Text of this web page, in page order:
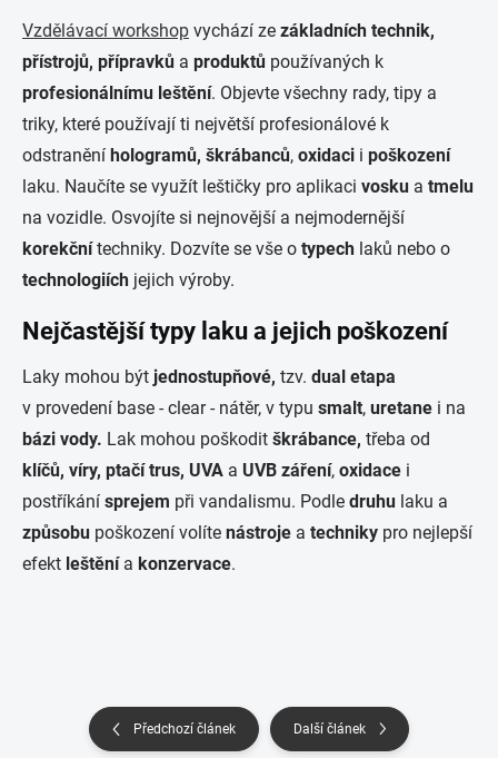
Vzdělávací workshop vychází ze základních technik,
přístrojů, přípravků a produktů používaných k
profesionálnímu leštění. Objevte všechny rady, tipy a
triky, které používají ti největší profesionálové k
odstranění hologramů, škrábanců, oxidaci i poškození
laku. Naučíte se využít leštičky pro aplikaci vosku a tmelu
na vozidle. Osvojíte si nejnovější a nejmodernější
korekčnítechniky. Dozvíte se vše o typech laků nebo o
technologiích jejich výroby.
Nejčastější typy laku a jejich poškození
Laky mohou být jednostupňové, tzv. dual etapa
v provedení base - clear - nátěr, v typu smalt, uretane i na
bázi vody. Lak mohou poškodit škrábance, třeba od
klíčů, víry, ptačí trus, UVA a UVB záření, oxidace i
postříkání sprejem při vandalismu. Podle druhu laku a
způsobu poškození volíte nástroje a techniky pro nejlepší
efekt leštěnía konzervace.
Předchozí článek Další článek